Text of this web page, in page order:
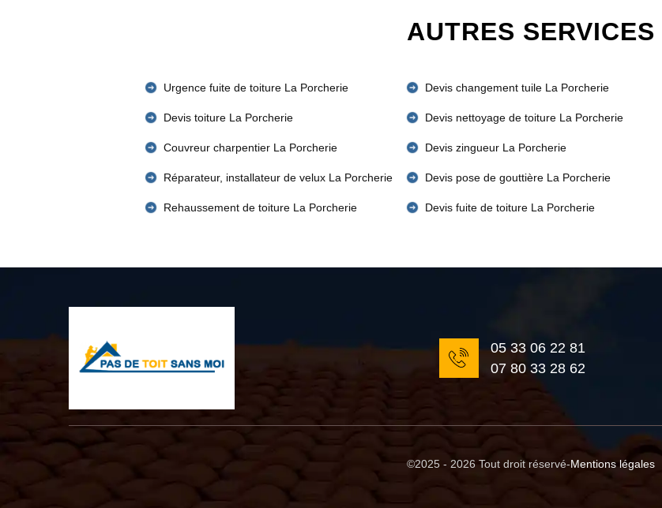
AUTRES SERVICES
Urgence fuite de toiture La Porcherie
Devis toiture La Porcherie
Couvreur charpentier La Porcherie
Réparateur, installateur de velux La Porcherie
Rehaussement de toiture La Porcherie
Devis changement tuile La Porcherie
Devis nettoyage de toiture La Porcherie
Devis zingueur La Porcherie
Devis pose de gouttière La Porcherie
Devis fuite de toiture La Porcherie
05 33 06 22 81
07 80 33 28 62
©2025 - 2026 Tout droit réservé-Mentions légales